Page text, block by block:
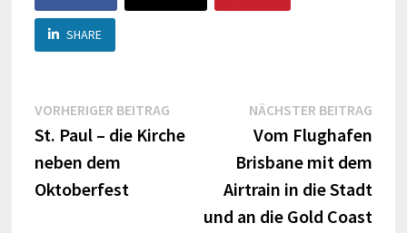
SHARE
Beitragsnavigation
VORHERIGER BEITRAGVorheriger
Beitrag:
St. Paul – die Kirche
neben dem
Oktoberfest
NÄCHSTER BEITRAG
Vom Flughafen
Brisbane mit dem
Airtrain in die Stadt
und an die Gold Coast